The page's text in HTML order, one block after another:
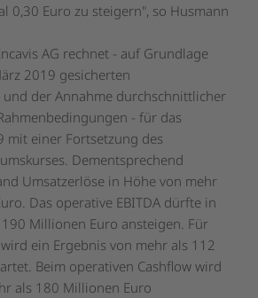
0,30 Euro zu steigern", so Husmann
AG rechnet - auf Grundlage
2019 gesicherten
der Annahme durchschnittlicher
- für das
mit einer Fortsetzung des
Dementsprechend
Umsatzerlöse in Höhe von mehr
Das operative EBITDA dürfte in
Millionen Euro ansteigen. Für
ein Ergebnis von mehr als 112
Beim operativen Cashflow wird
als 180 Millionen Euro